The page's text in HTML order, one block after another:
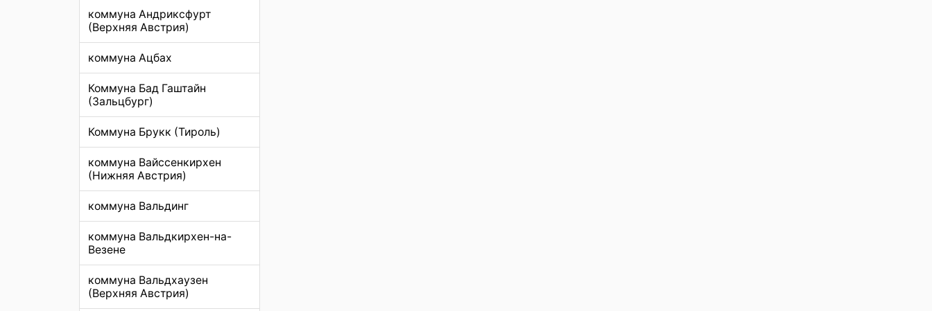
коммуна Андриксфурт
(Верхняя Австрия)
коммуна Ацбах
Коммуна Бад Гаштайн
(Зальцбург)
Коммуна Брукк (Тироль)
коммуна Вайссенкирхен
(Нижняя Австрия)
коммуна Вальдинг
коммуна Вальдкирхен-на-
Везене
коммуна Вальдхаузен
(Верхняя Австрия)